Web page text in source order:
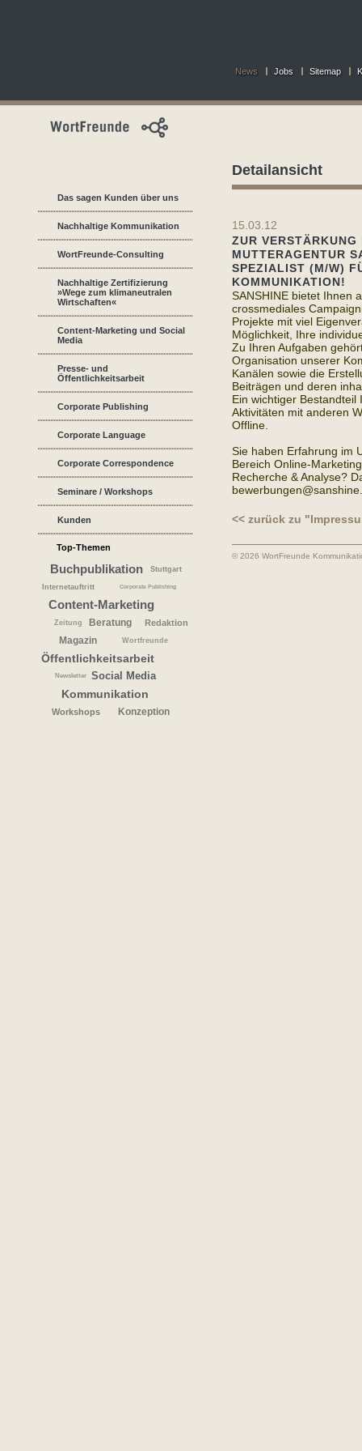
News Jobs Sitemap
Das sagen Kunden über uns
Nachhaltige Kommunikation
WortFreunde-Consulting
Nachhaltige Zertifizierung
»Wege zum klimaneutralen
Wirtschaften«
Content-Marketing und Social
Media
Presse- und
Öffentlichkeitsarbeit
Corporate Publishing
Corporate Language
Corporate Correspondence
Seminare / Workshops
Kunden
Top-Themen
Buchpublikation Stuttgart
Internetauftritt Corporate Publishing
Content-Marketing
Zeitung Beratung
Redaktion
Magazin
Wortfreunde
Öffentlichkeitsarbeit
Newsletter Social Media
Kommunikation
Workshops Konzeption
Detailansicht
15.03.12
ZUR VERSTÄRKUNG
MUTTERAGENTUR
SPEZIALIST (M/W)
KOMMUNIKATION!
SANSHINE bietet Ihnen
crossmediales
Projekte mit viel
Möglichkeit, Ihre
Zu Ihren Aufgaben
Organisation unserer
Kanälen sowie die
Beiträgen und deren
Ein wichtiger
Aktivitäten mit anderen
Offline.
Sie haben Erfahrung im
Bereich Online-
Recherche & Analyse?
<< zurück zu
© 2026 WortFreunde